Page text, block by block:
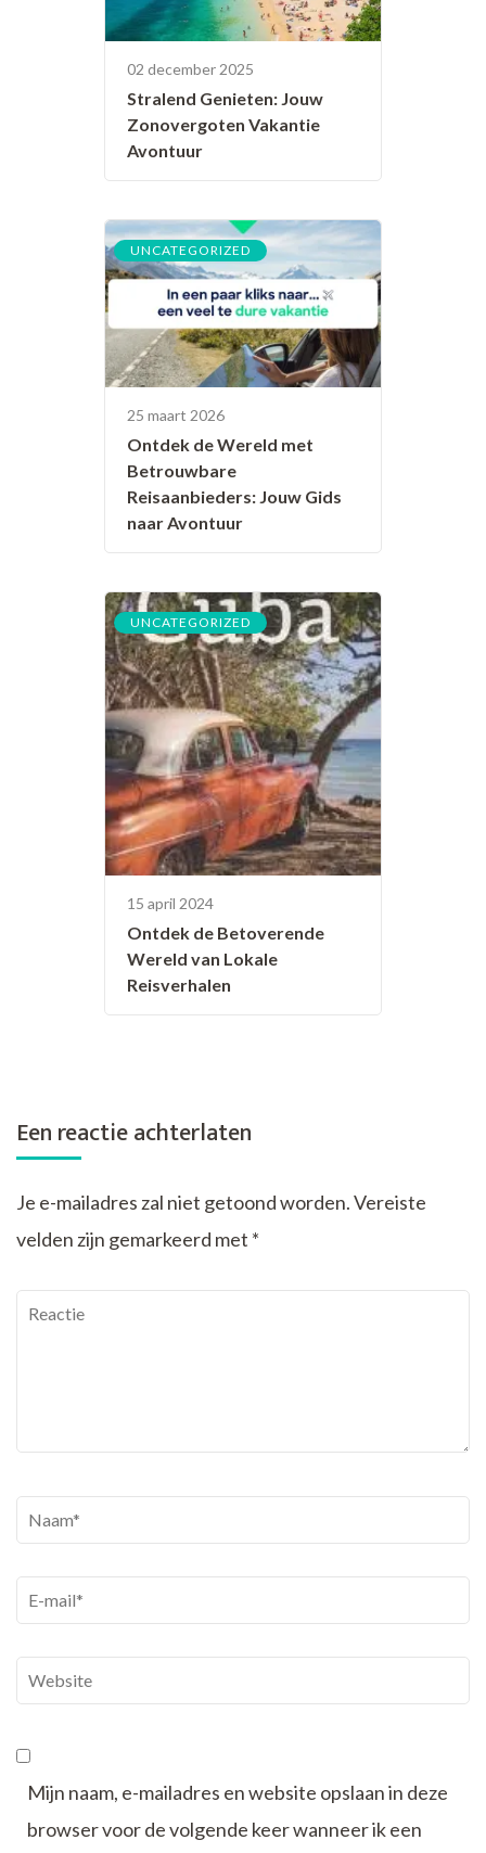
02 december 2025
Stralend Genieten: Jouw
Zonovergoten Vakantie
Avontuur
UNCATEGORIZED
25 maart 2026
Ontdek de Wereld met
Betrouwbare
Reisaanbieders: Jouw Gids
naar Avontuur
UNCATEGORIZED
15 april 2024
Ontdek de Betoverende
Wereld van Lokale
Reisverhalen
Een reactie achterlaten
Je e-mailadres zal niet getoond worden.Vereiste
velden zijn gemarkeerd met *
Reactie
Naam*
E-
mail*
Website
Mijn naam, e-mailadres en website opslaan in deze
browser voor de volgende keer wanneer ik een